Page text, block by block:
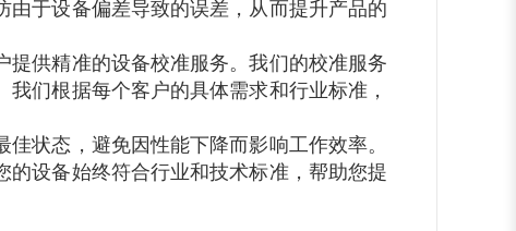
于设备偏差导致的误差，从而提升产品的
供精准的设备校准服务。我们的校准服务
们根据每个客户的具体需求和行业标准，
状态，避免因性能下降而影响工作效率。
设备始终符合行业和技术标准，帮助您提